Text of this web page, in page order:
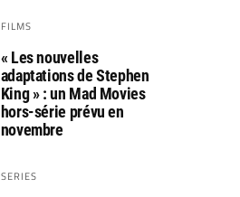
FILMS
« Les nouvelles
adaptations de Stephen
King » : un Mad Movies
hors-série prévu en
novembre
SERIES